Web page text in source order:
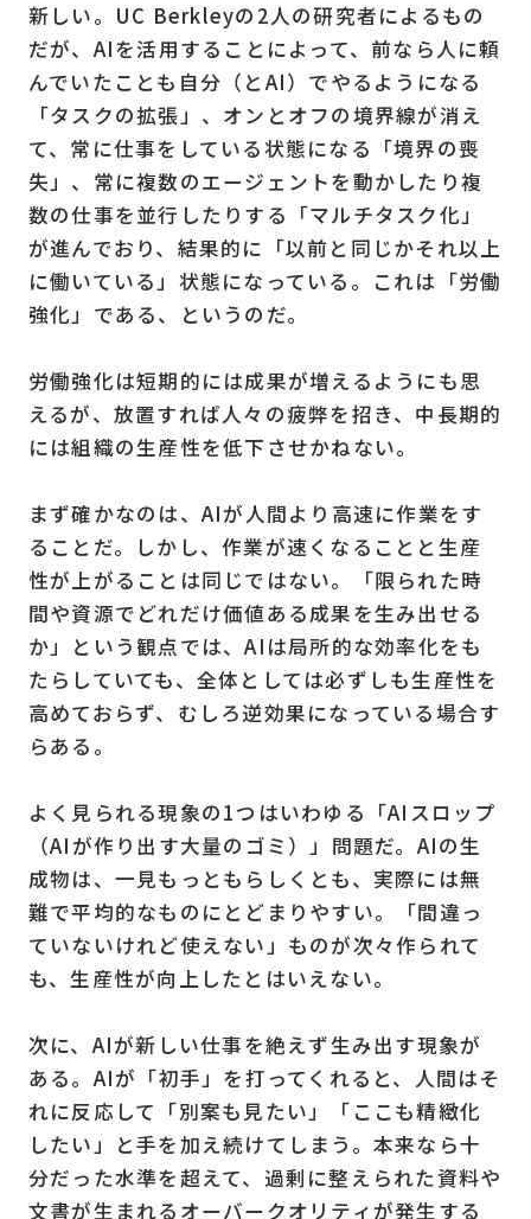
新しい。UC Berkleyの2人の研究者によるもの
だが、AIを活用することによって、前なら人に頼
んでいたことも自分（とAI）でやるようになる
「タスクの拡張」、オンとオフの境界線が消え
て、常に仕事をしている状態になる「境界の喪
失」、常に複数のエージェントを動かしたり複
数の仕事を並行したりする「マルチタスク化」
が進んでおり、結果的に「以前と同じかそれ以上
に働いている」状態になっている。これは「労働
強化」である、というのだ。
労働強化は短期的には成果が増えるようにも思
えるが、放置すれば人々の疲弊を招き、中長期的
には組織の生産性を低下させかねない。
まず確かなのは、AIが人間より高速に作業をす
ることだ。しかし、作業が速くなることと生産
性が上がることは同じではない。「限られた時
間や資源でどれだけ価値ある成果を生み出せる
か」という観点では、AIは局所的な効率化をも
たらしていても、全体としては必ずしも生産性を
高めておらず、むしろ逆効果になっている場合す
らある。
よく見られる現象の1つはいわゆる「AIスロップ
（AIが作り出す大量のゴミ）」問題だ。AIの生
成物は、一見もっともらしくとも、実際には無
難で平均的なものにとどまりやすい。「間違っ
ていないけれど使えない」ものが次々作られて
も、生産性が向上したとはいえない。
次に、AIが新しい仕事を絶えず生み出す現象が
ある。AIが「初手」を打ってくれると、人間はそ
れに反応して「別案も見たい」「ここも精緻化
したい」と手を加え続けてしまう。本来なら十
分だった水準を超えて、過剰に整えられた資料や
文書が生まれるオーバークオリティが発生する